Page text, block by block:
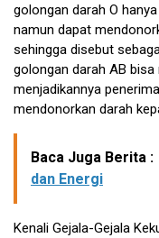
golongan darah O
namun dapat
sehingga disebut
golongan darah AB
menjadikannya
mendonorkan darah
Baca Juga Berita :
dan Energi
Kenali Gejala-Gejala